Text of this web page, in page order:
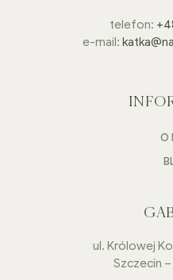
telefon:
e-mail:
O
ul. Królowej
Szczecin